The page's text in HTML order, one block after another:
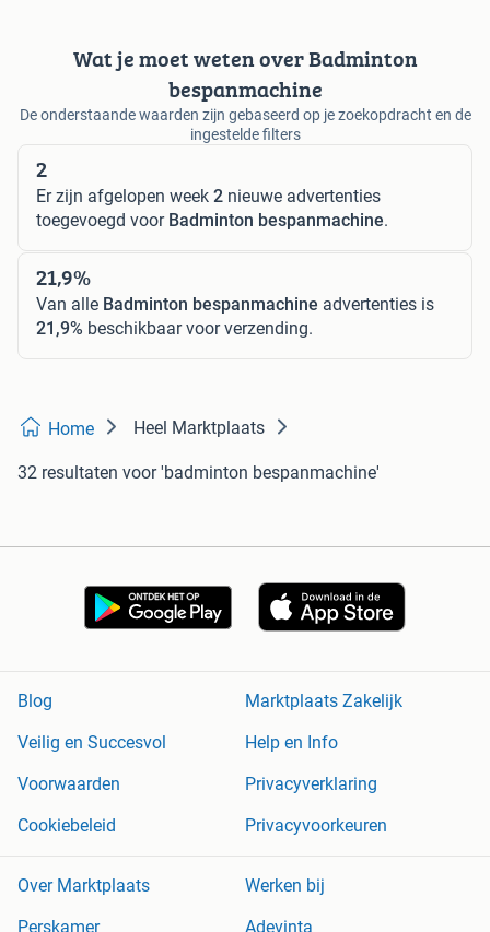
Wat je moet weten over Badminton
bespanmachine
De onderstaande waarden zijn gebaseerd op je zoekopdracht en de
ingestelde filters
2
Er zijn afgelopen week 2 nieuwe advertenties
toegevoegd voor Badminton bespanmachine.
21,9%
Van alle Badminton bespanmachine advertenties is
21,9% beschikbaar voor verzending.
Home Heel Marktplaats
32 resultaten voor 'badminton bespanmachine'
Blog
Marktplaats Zakelijk
Veilig en Succesvol
Help en Info
Voorwaarden
Privacyverklaring
Cookiebeleid
Privacyvoorkeuren
Over Marktplaats
Werken bij
Perskamer
Adevinta